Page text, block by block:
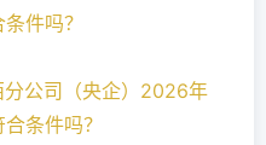
件吗？
公司（央企）2026年
条件吗？